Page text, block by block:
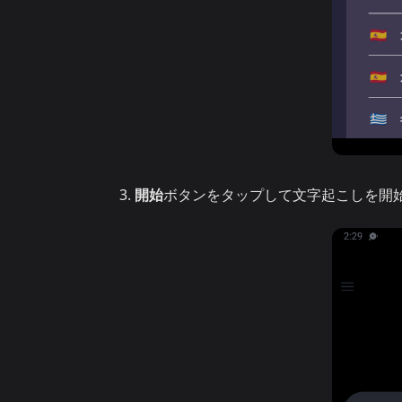
開始ボタンをタップして文字起こしを開